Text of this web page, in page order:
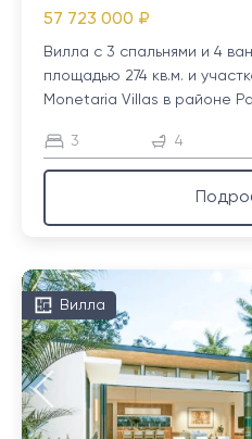
57 723 000 ₽
Вилла с 3 спальнями и 4
площадью 274 кв.м. и
Monetaria Villas в районе
3 4
Вилла